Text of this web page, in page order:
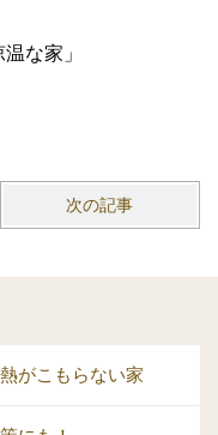
な家」
次の記事
がこもらない家